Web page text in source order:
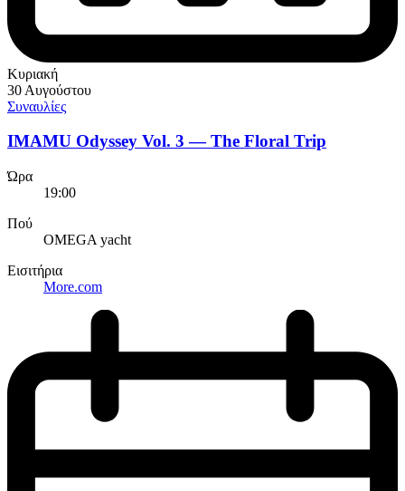
Κυριακή
30 Αυγούστου
Συναυλίες
IMAMU Odyssey Vol. 3 — The Floral Trip
Ώρα
19:00
Πού
OMEGA yacht
Εισιτήρια
More.com